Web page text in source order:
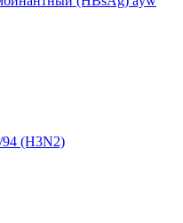
(H3N2)